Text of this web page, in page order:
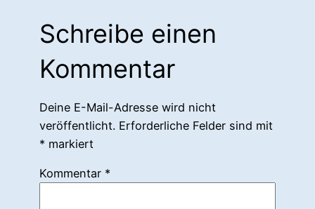
Schreibe einen
Kommentar
Deine E-Mail-Adresse wird nicht
veröffentlicht. Erforderliche Felder sind mit
* markiert
Kommentar *